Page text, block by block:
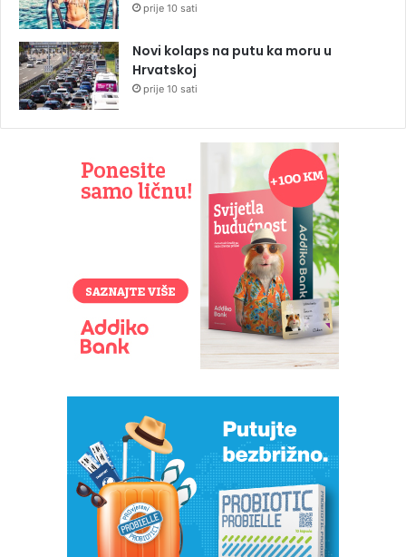
prije 10 sati
Novi kolaps na putu ka moru u
Hrvatskoj
prije 10 sati